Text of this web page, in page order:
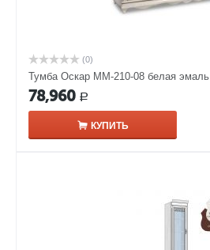
(0)
Тумба Оскар ММ-210-08 белая эмаль
78,960 Р
КУПИТЬ